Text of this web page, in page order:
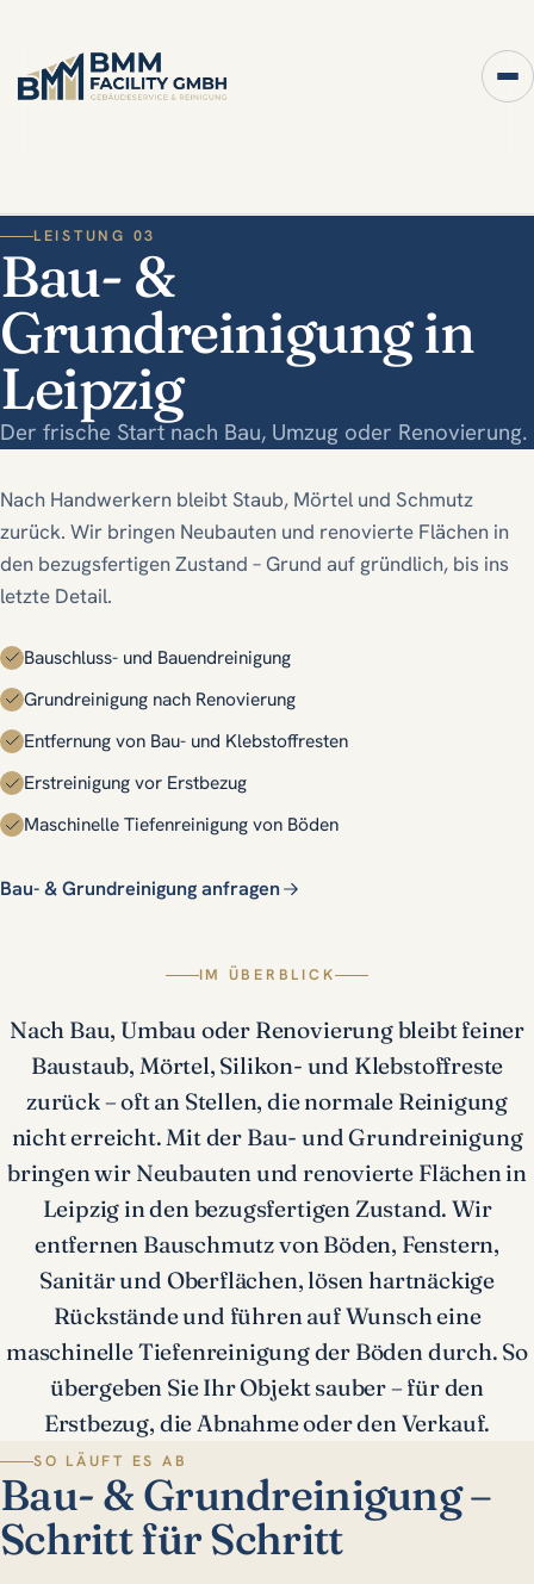
LEISTUNG 03
Bau- &
Grundreinigung in
Leipzig
Der frische Start nach Bau, Umzug oder Renovierung.
Nach Handwerkern bleibt Staub, Mörtel und Schmutz
zurück. Wir bringen Neubauten und renovierte Flächen in
den bezugsfertigen Zustand – Grund auf gründlich, bis ins
letzte Detail.
Bauschluss- und Bauendreinigung
Grundreinigung nach Renovierung
Entfernung von Bau- und Klebstoffresten
Erstreinigung vor Erstbezug
Maschinelle Tiefenreinigung von Böden
Bau- & Grundreinigung anfragen
IM ÜBERBLICK
Nach Bau, Umbau oder Renovierung bleibt feiner
Baustaub, Mörtel, Silikon- und Klebstoffreste
zurück – oft an Stellen, die normale Reinigung
nicht erreicht. Mit der Bau- und Grundreinigung
bringen wir Neubauten und renovierte Flächen in
Leipzig in den bezugsfertigen Zustand. Wir
entfernen Bauschmutz von Böden, Fenstern,
Sanitär und Oberflächen, lösen hartnäckige
Rückstände und führen auf Wunsch eine
maschinelle Tiefenreinigung der Böden durch. So
übergeben Sie Ihr Objekt sauber – für den
Erstbezug, die Abnahme oder den Verkauf.
SO LÄUFT ES AB
Bau- & Grundreinigung –
Schritt für Schritt